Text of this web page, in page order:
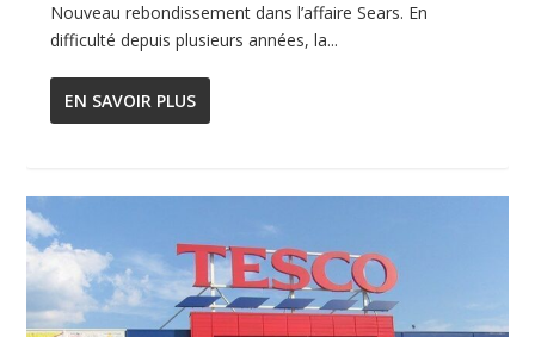
Nouveau rebondissement dans l’affaire Sears. En
difficulté depuis plusieurs années, la...
EN SAVOIR PLUS